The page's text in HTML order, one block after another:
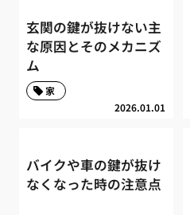
玄関の鍵が抜けない主
な原因とそのメカニズ
ム
2026.01.01
家
バイクや車の鍵が抜け
なくなった時の注意点